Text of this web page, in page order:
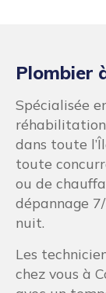
Plombier
Spécialisée
dans toute
toute
ou de
dépannage
nuit.
Les
chez vous à